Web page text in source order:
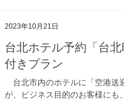
2023年10月21日
台北ホテル予約「台
付きプラン
台北市内のホテルに「空港送
が、ビジネス目的のお客様に